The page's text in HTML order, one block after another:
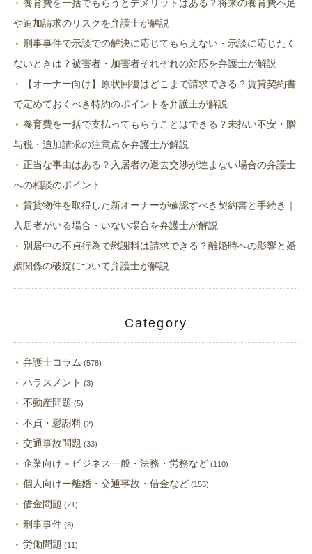
養育費を一括でもらうとデメリットはある？将来の養育費不足
や追加請求のリスクを弁護士が解説
刑事事件で示談での解決に応じてもらえない・示談に応じたく
ないときは？被害者・加害者それぞれの対応を弁護士が解説
【オーナー向け】原状回復はどこまで請求できる？賃貸契約書
で定めておくべき特約のポイントを弁護士が解説
養育費を一括で支払ってもらうことはできる？未払い不安・贈
与税・追加請求の注意点を弁護士が解説
正当な事由はある？入居者の退去交渉が進まない場合の弁護士
への相談のポイント
賃貸物件を取得した新オーナーが確認すべき契約書と手続き｜
入居者がいる場合・いない場合を弁護士が解説
別居中の不貞行為で慰謝料は請求できる？離婚時への影響と婚
姻関係の破綻について弁護士が解説
Category
弁護士コラム (578)
ハラスメント (3)
不動産問題 (5)
不貞・慰謝料(2)
交通事故問題 (33)
企業向け－ビジネス一般・法務・労務など (110)
個人向けー離婚・交通事故・借金など (155)
借金問題 (21)
刑事事件(8)
労働問題 (11)